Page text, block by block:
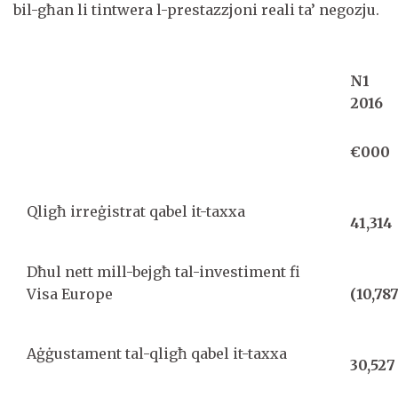
bil-għan li tintwera l-prestazzjoni reali ta’ negozju.
N1
2016
€000
Qligħ irreġistrat qabel it-taxxa
41,314
Dħul nett mill-bejgħ tal-investiment fi
Visa Europe
Aġġustament tal-qligħ qabel it-taxxa
30,527